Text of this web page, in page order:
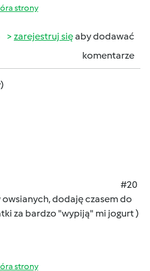
strony
zarejestruj sięaby dodawać
komentarze
#20
owsianych, dodaję czasem do
za bardzo "wypiją" mi jogurt )
strony